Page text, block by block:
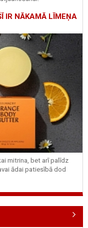
IR NĀKAMĀ LĪMEŅA
mitrina, bet arī palīdz
ādai patiesībā dod